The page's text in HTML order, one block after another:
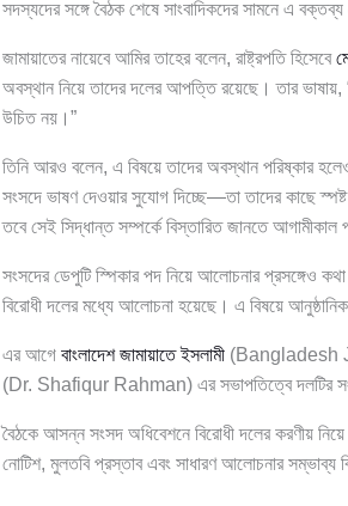
সদস্যদের সঙ্গে বৈঠক শেষে সাংবাদিকদের সামনে এ বক্তব্য
জামায়াতের নায়েবে আমির তাহের বলেন, রাষ্ট্রপতি হিসেবে
অবস্থান নিয়ে তাদের দলের আপত্তি রয়েছে। তার ভাষায়,
উচিত নয়।”
তিনি আরও বলেন, এ বিষয়ে তাদের অবস্থান পরিষ্কার
সংসদে ভাষণ দেওয়ার সুযোগ দিচ্ছে—তা তাদের কাছে
তবে সেই সিদ্ধান্ত সম্পর্কে বিস্তারিত জানতে আগামীকাল
সংসদের ডেপুটি স্পিকার পদ নিয়ে আলোচনার প্রসঙ্গেও কথা
বিরোধী দলের মধ্যে আলোচনা হয়েছে। এ বিষয়ে
এর আগে বাংলাদেশ জামায়াতে ইসলামী(Bangladesh
(Dr. Shafiqur Rahman) এর সভাপতিত্বে দলটির সংসদ
বৈঠকে আসন্ন সংসদ অধিবেশনে বিরোধী দলের করণীয়
নোটিশ, মুলতবি প্রস্তাব এবং সাধারণ আলোচনার সম্ভাব্য